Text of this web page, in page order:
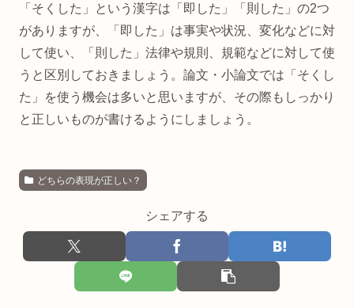
「そくした」という漢字は「即した」「則した」の2つ
がありますが、「即した」は事実や状況、変化などに対
して使い、「則した」法律や規則、規範などに対して使
うと区別しておきましょう。論文・小論文では「そくし
た」を使う機会は多いと思いますが、その際もしっかり
と正しいものが書けるようにしましょう。
どちらの表現が正しい？
シェアする